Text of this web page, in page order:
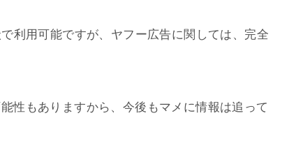
利用可能ですが、ヤフー広告に関しては、完全
性もありますから、今後もマメに情報は追って